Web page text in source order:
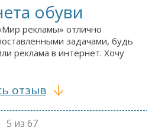
обуви
рекламы» отлично
задачами, будь
реклама в интернет. Хочу
отзыв
5 из 67